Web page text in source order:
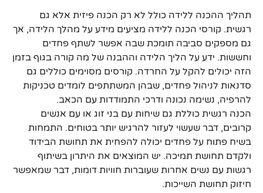
תהליך ההכנה ללידה כולל לא רק הכנה פיזית אלא גם
רגשית. קורסי הכנה ללידה מציעים מידע על מהלך הלידה, אך
גם מספקים סביבה תומכת שבה אפשר לשתף פחדים
וחששות. ידע על הליך הלידה וההבנה של מה קורה בגוף בזמן
הזה יכולים להקל על החרדה. קורסים מסוימים כוללים גם
סדנאות לניהול פחדים, שבהן המשתתפים לומדים טכניקות
להרפיה, נשימה נכונה ודרכי התמודדות עם הכאב.
הכנה רגשית כוללת גם שיחות עם בני זוג או עם אנשים
קרובים, דבר שעשוי לעזור להרגיש יותר בטוחים. התמחות
בשיח פתוח על פחדים יכולה להפחית את תחושת הבידוד
ולקדם תחושת תמיכה. יש המוצאים את היתרון בשיתוף
רגשות עם נשים אחרות שעוברות חוויות דומות, דבר שמאפשר
חיזוק תחושת השייכות.